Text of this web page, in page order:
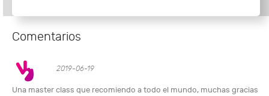
Comentarios
2019-06-19
Una master class que recomiendo a todo el mundo, muchas gracias